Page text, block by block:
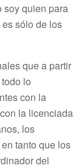
soy quien para
sólo de los
que a partir
lo
con la
la licenciada
los
tanto que los
del